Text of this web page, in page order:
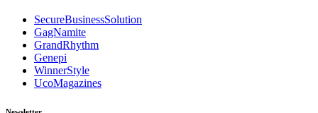
SecureBusinessSolution
GagNamite
GrandRhythm
Genepi
WinnerStyle
UcoMagazines